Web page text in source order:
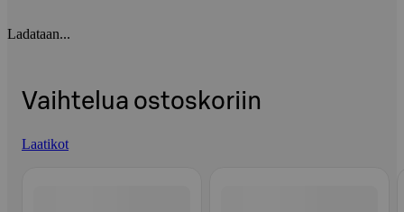
Ladataan...
Vaihtelua ostoskoriin
Laatikot